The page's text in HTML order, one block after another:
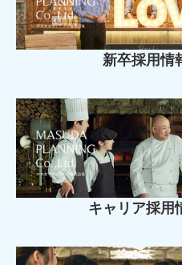
新卒採用情
キャリア採用